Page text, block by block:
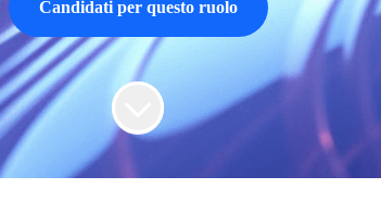
Candidati per questo ruolo